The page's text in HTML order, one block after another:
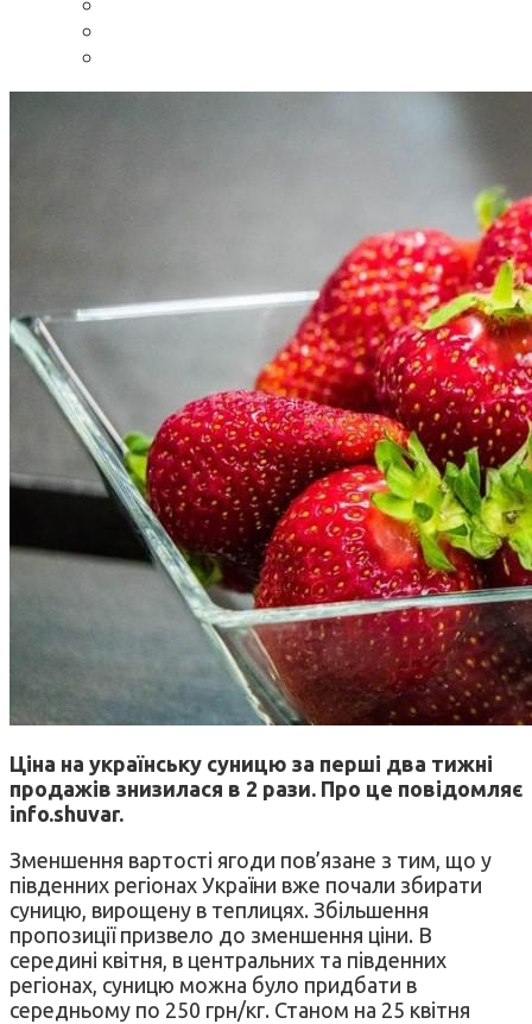
Ціна на українську суницю за перші два тижні
продажів знизилася в 2 рази. Про це повідомляє
info.shuvar.
Зменшення вартості ягоди пов’язане з тим, що у
південних регіонах України вже почали збирати
суницю, вирощену в теплицях. Збільшення
пропозиції призвело до зменшення ціни. В
середині квітня, в центральних та південних
регіонах, суницю можна було придбати в
середньому по 250 грн/кг. Станом на 25 квітня